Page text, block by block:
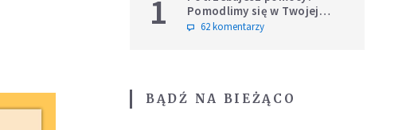
1
Pomodlimy się w Twojej
intencji
62 komentarzy
BĄDŹ NA BIEŻĄCO